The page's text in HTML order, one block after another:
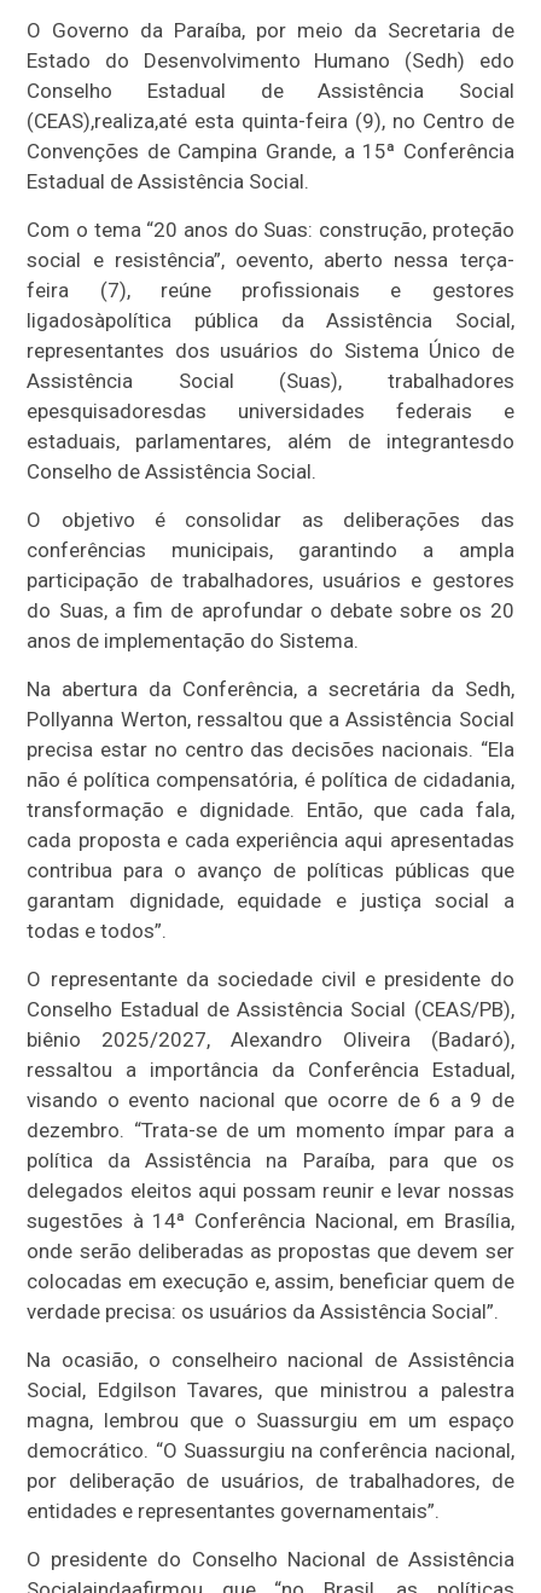
O Governo da Paraíba, por meio da Secretaria de
Estado do Desenvolvimento Humano (Sedh) edo
Conselho Estadual de Assistência Social
(CEAS),realiza,até esta quinta-feira (9), no Centro de
Convenções de Campina Grande, a 15ª Conferência
Estadual de Assistência Social.
Com o tema “20 anos do Suas: construção, proteção
social e resistência”, oevento, aberto nessa terça-
feira (7), reúne profissionais e gestores
ligadosàpolítica pública da Assistência Social,
representantes dos usuários do Sistema Único de
Assistência Social (Suas), trabalhadores
epesquisadoresdas universidades federais e
estaduais, parlamentares, além de integrantesdo
Conselho de Assistência Social.
O objetivo é consolidar as deliberações das
conferências municipais, garantindo a ampla
participação de trabalhadores, usuários e gestores
do Suas, a fim de aprofundar o debate sobre os 20
anos de implementação do Sistema.
Na abertura da Conferência, a secretária da Sedh,
Pollyanna Werton, ressaltou que a Assistência Social
precisa estar no centro das decisões nacionais. “Ela
não é política compensatória, é política de cidadania,
transformação e dignidade. Então, que cada fala,
cada proposta e cada experiência aqui apresentadas
contribua para o avanço de políticas públicas que
garantam dignidade, equidade e justiça social a
todas e todos”.
O representante da sociedade civil e presidente do
Conselho Estadual de Assistência Social (CEAS/PB),
biênio 2025/2027, Alexandro Oliveira (Badaró),
ressaltou a importância da Conferência Estadual,
visando o evento nacional que ocorre de 6 a 9 de
dezembro. “Trata-se de um momento ímpar para a
política da Assistência na Paraíba, para que os
delegados eleitos aqui possam reunir e levar nossas
sugestões à 14ª Conferência Nacional, em Brasília,
onde serão deliberadas as propostas que devem ser
colocadas em execução e, assim, beneficiar quem de
verdade precisa: os usuários da Assistência Social”.
Na ocasião, o conselheiro nacional de Assistência
Social, Edgilson Tavares, que ministrou a palestra
magna, lembrou que o Suassurgiu em um espaço
democrático. “O Suassurgiu na conferência nacional,
por deliberação de usuários, de trabalhadores, de
entidades e representantes governamentais”.
O presidente do Conselho Nacional de Assistência